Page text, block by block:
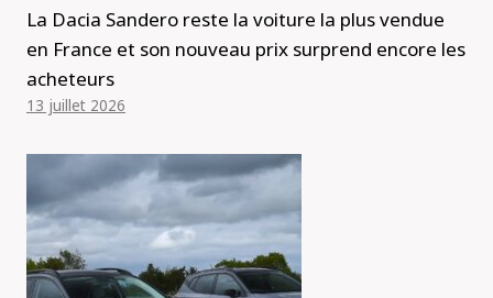
La Dacia Sandero reste la voiture la plus vendue
en France et son nouveau prix surprend encore les
acheteurs
13 juillet 2026